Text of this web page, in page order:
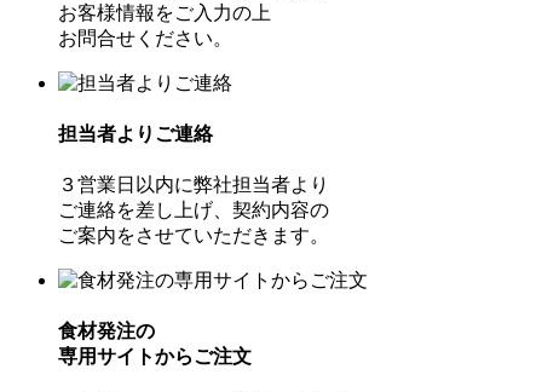
お客様情報をご入力の上
お問合せください。
担当者よりご連絡
３営業日以内に弊社担当者より
ご連絡を差し上げ、契約内容の
ご案内をさせていただきます。
食材発注の
専用サイトからご注文